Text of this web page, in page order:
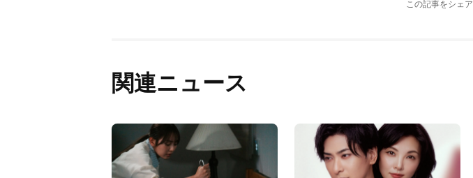
この記事をシェア
関連ニュース